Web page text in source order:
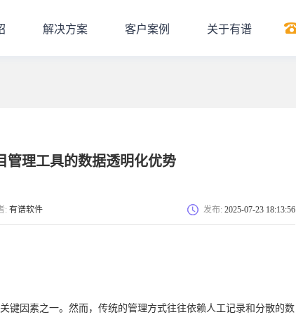
解决方案 客户案例 关于有谱
管理工具的数据透明化优势
: 有谱软件 发布: 2025-07-23 18:13:56
键因素之一。然而，传统的管理方式往往依赖人工记录和分散的数